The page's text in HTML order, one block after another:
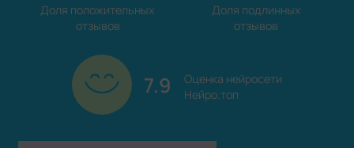
Доля положительных
отзывов
Доля подлинных
отзывов
7.9
Оценка нейросети
Нейро.топ